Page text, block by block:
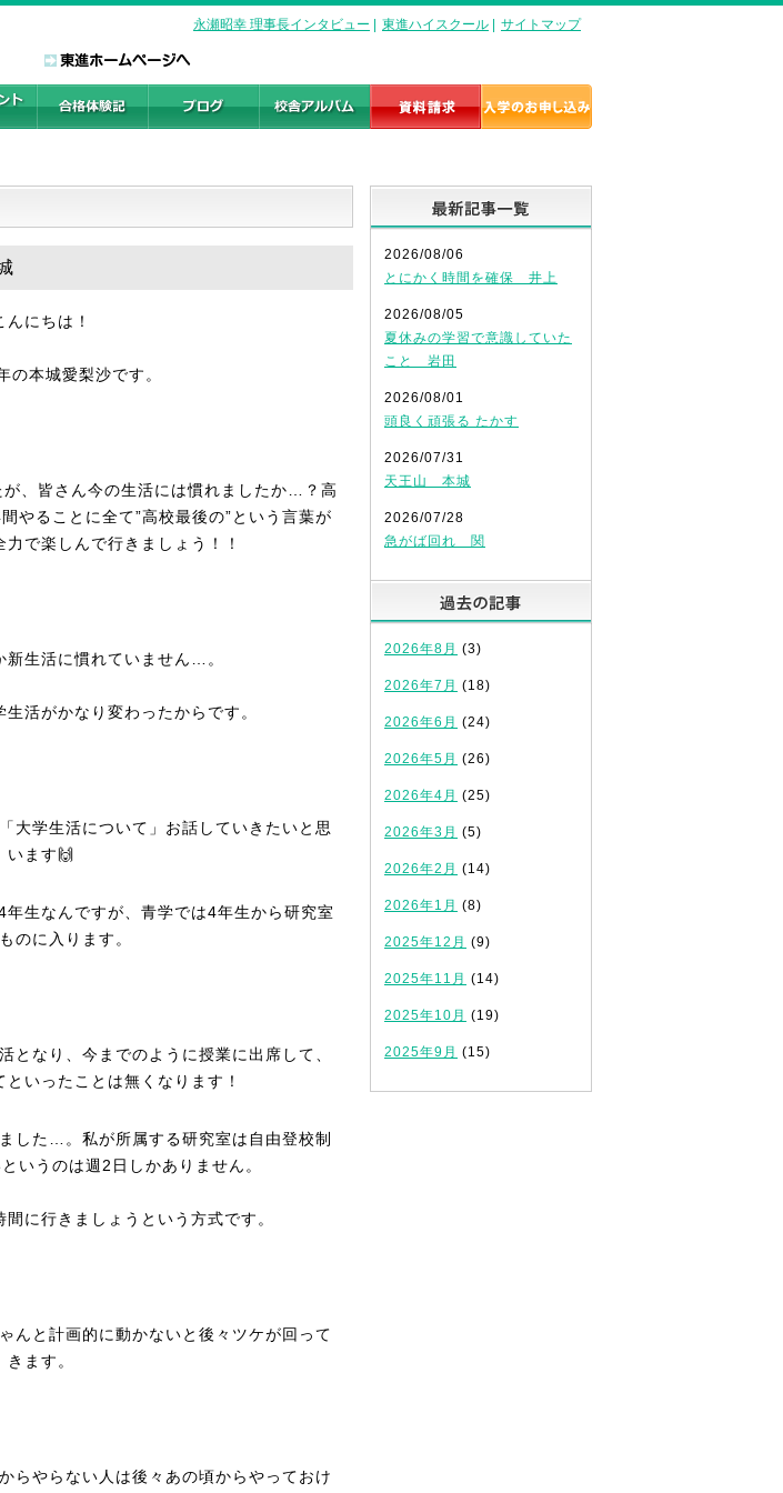
永瀬昭幸 理事長インタビュー 東進ハイスクール サイトマップ
んにちは！
の本城愛梨沙です。
、皆さん今の生活には慣れましたか…？高
やることに全て”高校最後の”という言葉が
で楽しんで行きましょう！！
新生活に慣れていません…。
活がかなり変わったからです。
大学生活について」お話していきたいと思
います🙌
生なんですが、青学では4年生から研究室
のに入ります。
となり、今までのように授業に出席して、
いったことは無くなります！
した…。私が所属する研究室は自由登校制
いうのは週2日しかありません。
に行きましょうという方式です。
んと計画的に動かないと後々ツケが回って
きます。
らやらない人は後々あの頃からやっておけ
2026/08/06
とにかく時間を確保 井上
2026/08/05
夏休みの学習で意識していた
こと 岩田
2026/08/01
頭良く頑張る たかす
2026/07/31
天王山 本城
2026/07/28
急がば回れ 関
2026年8月 (3)
2026年7月 (18)
2026年6月 (24)
2026年5月 (26)
2026年4月 (25)
2026年3月 (5)
2026年2月 (14)
2026年1月 (8)
2025年12月 (9)
2025年11月 (14)
2025年10月 (19)
2025年9月 (15)